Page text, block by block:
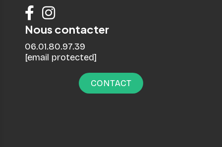
 
Nous contacter
06.01.80.97.39
[email protected]
CONTACT